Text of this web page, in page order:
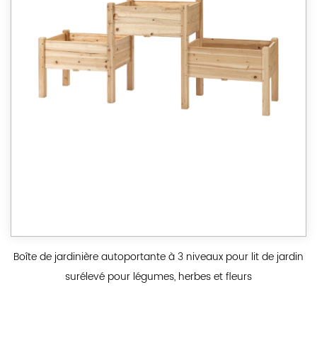
Boîte de jardinière autoportante à 3 niveaux pour lit de jardin
surélevé pour légumes, herbes et fleurs